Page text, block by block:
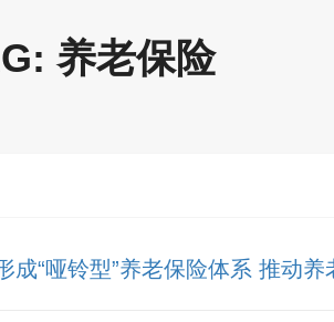
养老保险
“哑铃型”养老保险体系 推动养